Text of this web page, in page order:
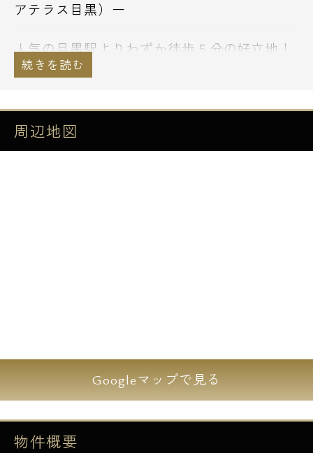
アテラス目黒）ー
人気の目黒駅よりわずか徒歩５分の好立地！
桜並木がキレイな目黒川のすぐ近くに建つ高
人坂レジデンスのご紹介です。
2002年完成と古くはありませんが、デザイン
非ご見学下さい♪
※一部住戸はリノベーション対象外、ジムや
ワークラウンジをご利用頂けません。
**********************************
周辺地図
Googleマップで見る
物件概要